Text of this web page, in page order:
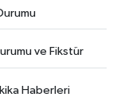
ve Fikstür
Haberleri